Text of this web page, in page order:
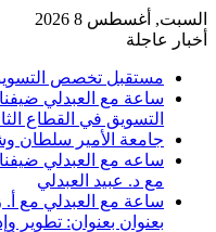
السبت, أغسطس 8 2026
أخبار عاجلة
مستقبل تخصص
ساعة مع العبدلي
التسويق في القطاع
جامعة الأمير سلطان
ساعه مع العبدلي
مع د. عبيد العبدلي
ساعة مع العبدلي مع أ.
بعنوان بعنوان: تطوير